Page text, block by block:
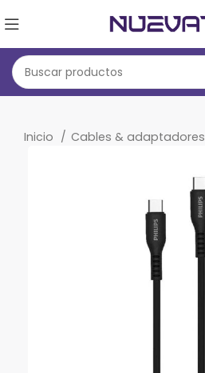
Inicio Cables & adaptadores